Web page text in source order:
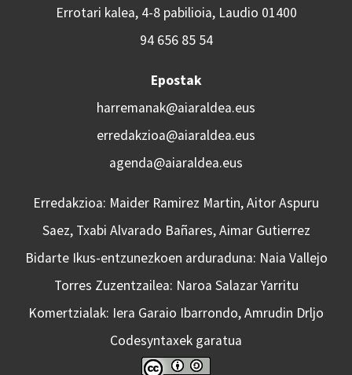
Errotari kalea, 4-8 pabilioia, Laudio 01400
94 656 85 54
Epostak
harremanak@aiaraldea.eus
erredakzioa@aiaraldea.eus
agenda@aiaraldea.eus
Erredakzioa: Maider Ramirez Martin, Aitor Aspuru
Saez, Txabi Alvarado Bañares, Aimar Gutierrez
Bidarte Ikus-entzunezkoen arduraduna: Naia Vallejo
Torres Zuzentzailea: Naroa Salazar Yarritu
Komertzialak: Iera Garaio Ibarrondo, Amrudin Drljo
Codesyntaxek garatua